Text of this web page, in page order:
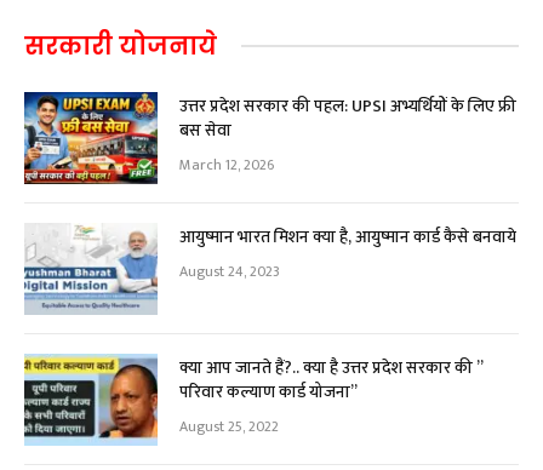
सरकारी योजनाये
उत्तर प्रदेश सरकार की पहल: UPSI अभ्यर्थियों के लिए फ्री
बस सेवा
March 12, 2026
आयुष्मान भारत मिशन क्या है, आयुष्मान कार्ड कैसे बनवाये
August 24, 2023
क्या आप जानते हैं?.. क्या है उत्तर प्रदेश सरकार की ”
परिवार कल्याण कार्ड योजना”
August 25, 2022